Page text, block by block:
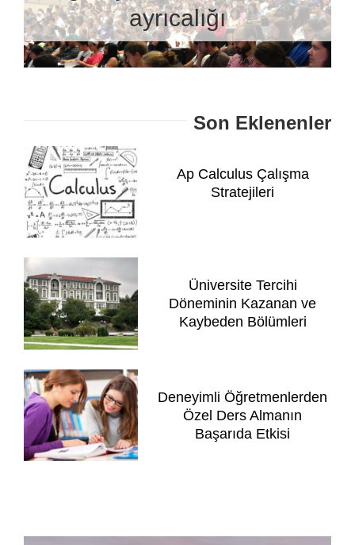
ayrıcalığı
Son Eklenenler
Ap Calculus Çalışma
Stratejileri
Üniversite Tercihi
Döneminin Kazanan ve
Kaybeden Bölümleri
Deneyimli Öğretmenlerden
Özel Ders Almanın
Başarıda Etkisi